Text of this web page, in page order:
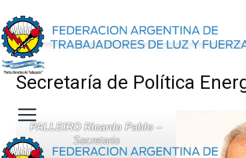
Secretaría de Política
PALLEIRO Ricardo Pablo–
Secretario